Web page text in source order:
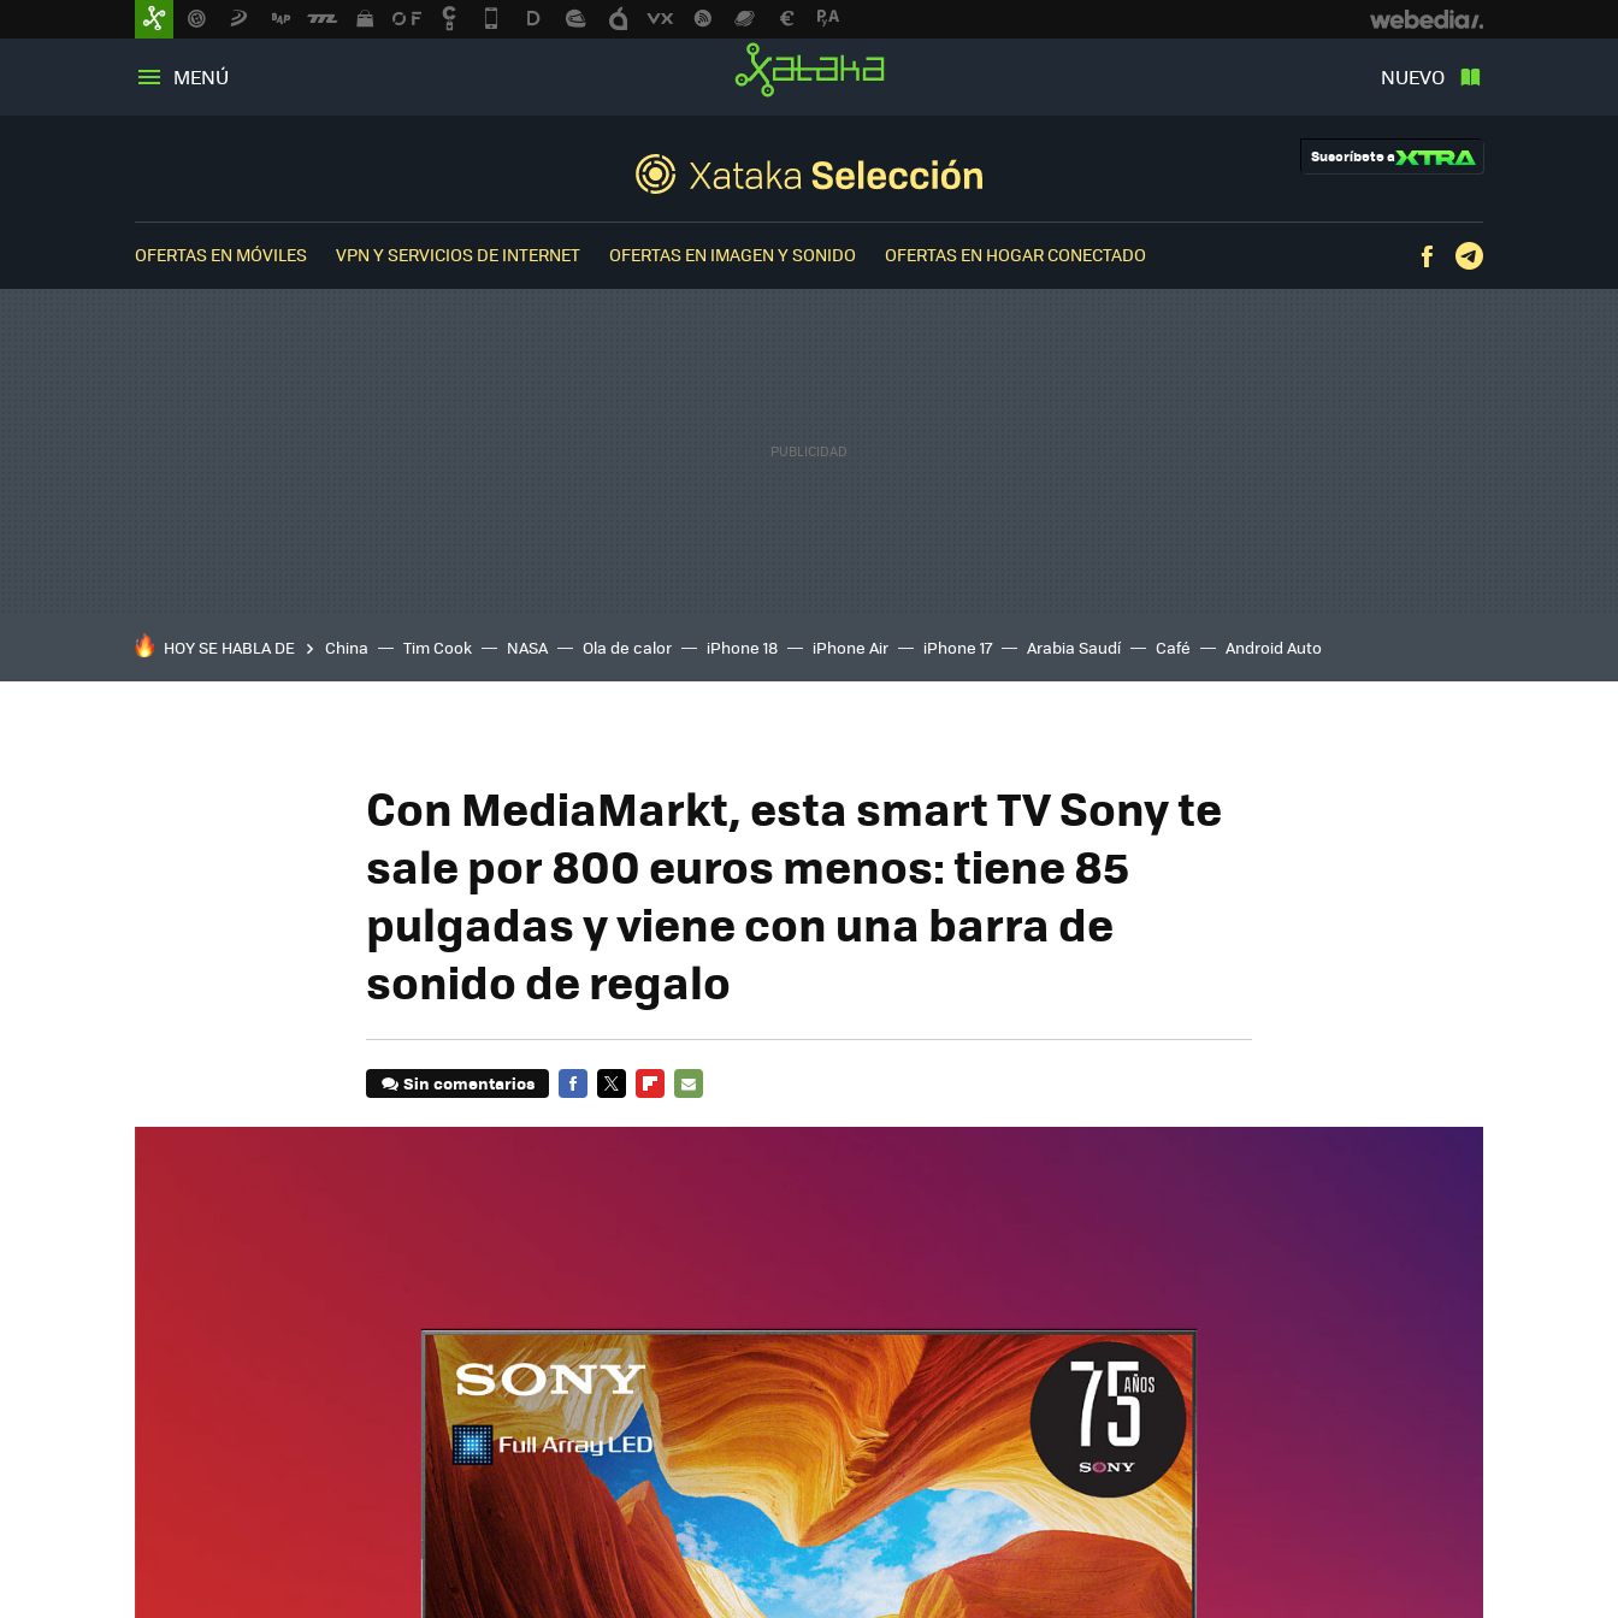
MENÚ NUEVO
Suscríbete a
OFERTAS EN MÓVILES VPN Y SERVICIOS DE INTERNET OFERTAS EN IMAGEN Y SONIDO OFERTAS EN HOGAR CONECTADO Facebook
HOY SE HABLA DE China Tim Cook NASA Ola de calor iPhone 18 iPhone Air iPhone 17 Arabia Saudí Café Android Auto
Con MediaMarkt, esta smart TV Sony te
sale por 800 euros menos: tiene 85
pulgadas y viene con una barra de
sonido de regalo
Sin comentarios